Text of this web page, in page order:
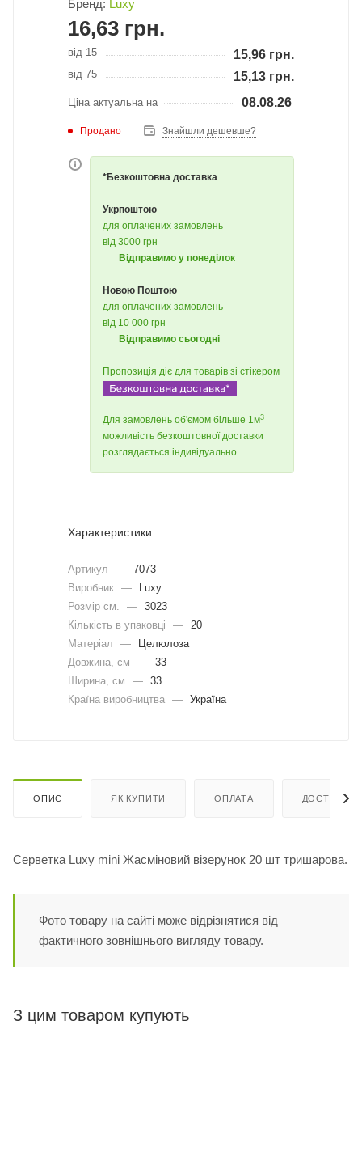
Бренд: Luxy
16,63 грн.
від 15 15,96 грн.
від 75 15,13 грн.
Ціна актуальна на 08.08.26
Продано Знайшли дешевше?
*Безкоштовна доставка
Укрпоштою
для оплачених замовлень
від 3000 грн
Відправимо у понеділок
Новою Поштою
для оплачених замовлень
від 10 000 грн
Відправимо сьогодні
Пропозиція діє для товарів зі стікером
Для замовлень об'ємом більше 1м3
можливість безкоштовної доставки
розглядається індивідуально
Характеристики
Артикул — 7073
Виробник —
Luxy
Розмір см.
— 3023
Кількість в упаковці
—
20
Матеріал
—
Целюлоза
Довжина, cм
— 33
Ширина, cм
— 33
Країна виробництва — Україна
ОПИС ЯК КУПИТИ ОПЛАТА ДОСТАВКА
Серветка Luxy mini Жасміновий візерунок 20 шт тришарова.
Фото товару на сайті може відрізнятися від
фактичного зовнішнього вигляду товару.
З цим товаром купують